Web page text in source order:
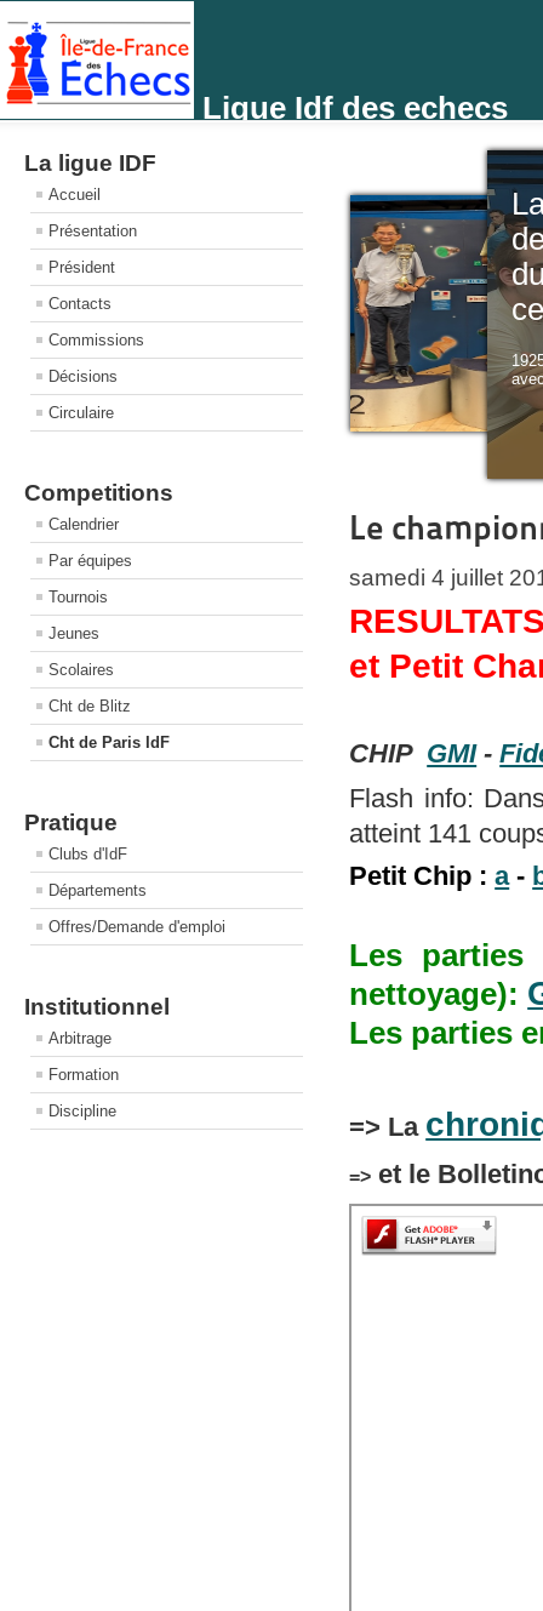
Ligue Idf des echecs
La ligue IDF
Accueil
Présentation
Président
Contacts
Commissions
Décisions
Circulaire
Competitions
Calendrier
Par équipes
Tournois
Jeunes
Scolaires
Cht de Blitz
Cht de Paris IdF
Pratique
Clubs d'IdF
Départements
Offres/Demande d'emploi
Institutionnel
Arbitrage
Formation
Discipline
Le
samedi 4 juillet
et Petit
CHIP GMI-
Flash info:
atteint 141
Petit Chip :a-
Les
nettoyage):
Les parties
=> La
=> et le